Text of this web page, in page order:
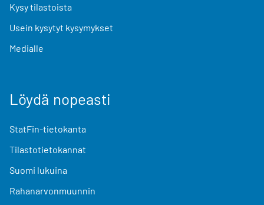
Kysy tilastoista
Usein kysytyt kysymykset
Medialle
Löydä nopeasti
StatFin-tietokanta
Tilastotietokannat
Suomi lukuina
Rahanarvonmuunnin